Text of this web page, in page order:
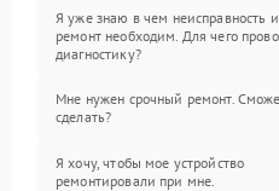
Я уже знаю в чем неисправность
ремонт необходим. Для чего
диагностику?
Мне нужен срочный ремонт.
сделать?
Я хочу, чтобы мое устройство
ремонтировали при мне.